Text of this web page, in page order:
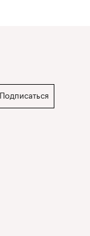
Подписаться